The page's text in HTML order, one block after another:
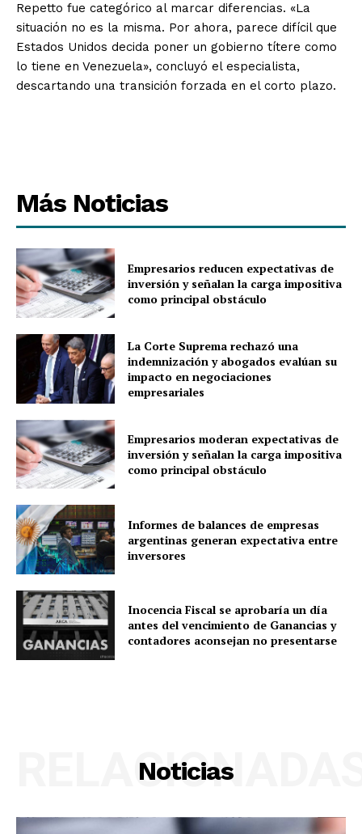
Repetto fue categórico al marcar diferencias. «La
situación no es la misma. Por ahora, parece difícil que
Estados Unidos decida poner un gobierno títere como
lo tiene en Venezuela», concluyó el especialista,
descartando una transición forzada en el corto plazo.
Más Noticias
Empresarios reducen expectativas de
inversión y señalan la carga impositiva
como principal obstáculo
La Corte Suprema rechazó una
indemnización y abogados evalúan su
impacto en negociaciones
empresariales
Empresarios moderan expectativas de
inversión y señalan la carga impositiva
como principal obstáculo
Informes de balances de empresas
argentinas generan expectativa entre
inversores
Inocencia Fiscal se aprobaría un día
antes del vencimiento de Ganancias y
contadores aconsejan no presentarse
Noticias